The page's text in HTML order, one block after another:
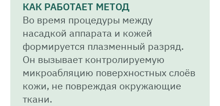
КАК РАБОТАЕТ МЕТОД
Во время процедуры между
насадкой аппарата и кожей
формируется плазменный разряд.
Он вызывает контролируемую
микроабляцию поверхностных слоёв
кожи, не повреждая окружающие
ткани.